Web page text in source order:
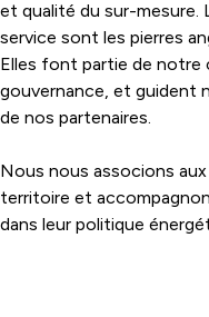
et qualité du sur-mesure.
service sont les pierres
Elles font partie de notre
gouvernance, et guident
de nos partenaires.
Nous nous associons
territoire et
dans leur politique